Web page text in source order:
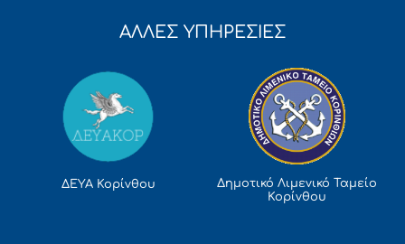
ΑΛΛΕΣ ΥΠΗΡΕΣΙΕΣ
ΔΕΥΑ Κορίνθου
Δημοτικό Λιμενικό Ταμείο
Κορίνθου